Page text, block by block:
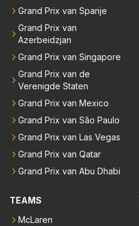
Grand Prix van Spanje
Grand Prix van
Azerbeidzjan
Grand Prix van Singapore
Grand Prix van de
Verenigde Staten
Grand Prix van Mexico
Grand Prix van São Paulo
Grand Prix van Las Vegas
Grand Prix van Qatar
Grand Prix van Abu Dhabi
TEAMS
McLaren